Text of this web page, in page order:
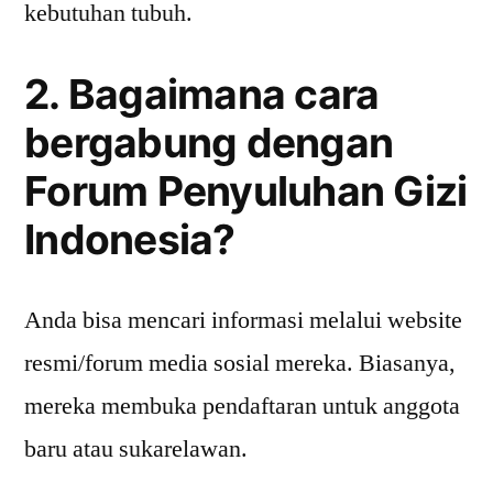
kebutuhan tubuh.
2. Bagaimana cara
bergabung dengan
Forum Penyuluhan Gizi
Indonesia?
Anda bisa mencari informasi melalui website
resmi/forum media sosial mereka. Biasanya,
mereka membuka pendaftaran untuk anggota
baru atau sukarelawan.